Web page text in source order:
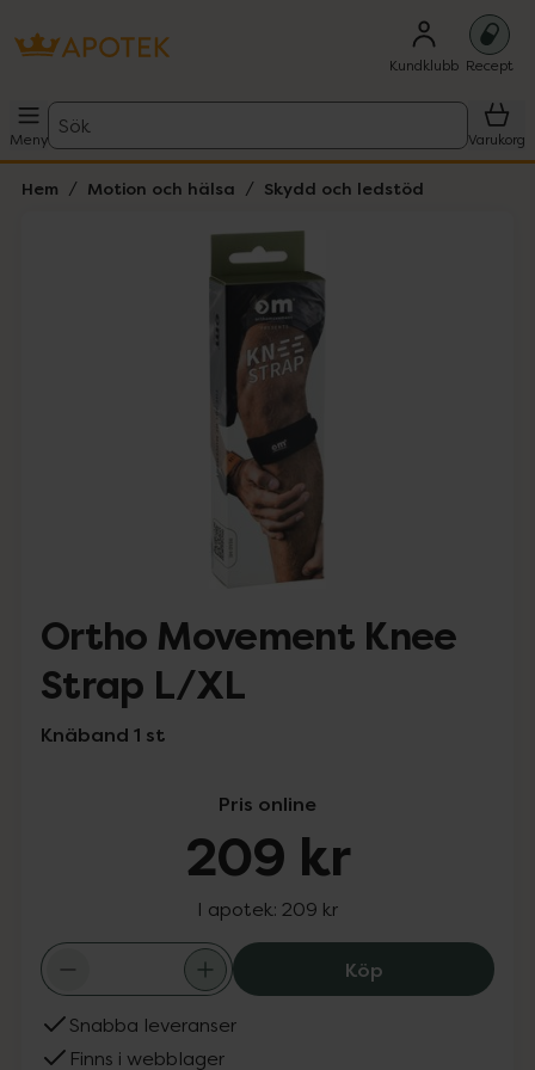
Kundklubb Recept
Meny
Sök
Varukorg
Hem Motion och hälsa Skydd och ledstöd
Lista: . Innehåller 1 objekt.
Ortho Movement Knee
Strap L/XL
Knäband 1 st
Pris online
209 kr
I apotek: 209 kr
KöpOrtho
Snabba leveranser
Finns i webblager